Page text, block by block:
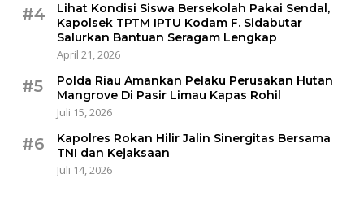
#4
Lihat Kondisi Siswa Bersekolah Pakai Sendal,
Kapolsek TPTM IPTU Kodam F. Sidabutar
Salurkan Bantuan Seragam Lengkap
April 21, 2026
#5
Polda Riau Amankan Pelaku Perusakan Hutan
Mangrove Di Pasir Limau Kapas Rohil
Juli 15, 2026
#6
Kapolres Rokan Hilir Jalin Sinergitas Bersama
TNI dan Kejaksaan
Juli 14, 2026